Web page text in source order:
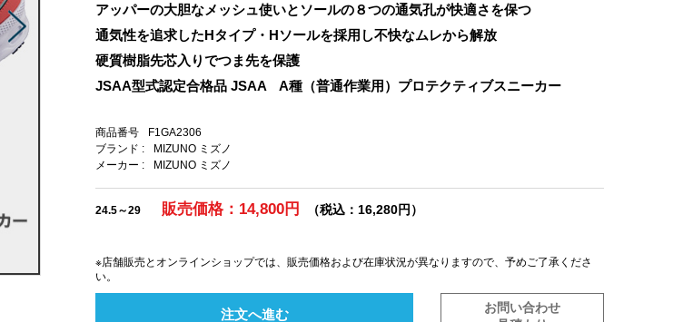
アッパーの大胆なメッシュ使いとソールの８つの通気孔が快適さを保つ
通気性を追求したHタイプ・Hソールを採用し不快なムレから解放
硬質樹脂先芯入りでつま先を保護
JSAA型式認定合格品 JSAA A種（普通作業用）プロテクティブスニーカー
商品番号
F1GA2306
ブランド :
MIZUNO ミズノ
メーカー :
MIZUNO ミズノ
24.5～29 販売価格：14,800円 （税込：16,280円）
※店舗販売とオンラインショップでは、販売価格および在庫状況が異なりますので、予めご了承くださ
い。
注文へ進む
お問い合わせ